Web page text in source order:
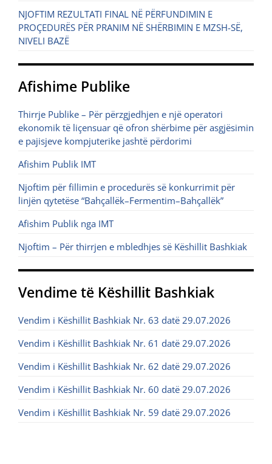
NJOFTIM REZULTATI FINAL NË PËRFUNDIMIN E
PROÇEDURËS PËR PRANIM NË SHËRBIMIN E MZSH-SË,
NIVELI BAZË
Afishime Publike
Thirrje Publike – Për përzgjedhjen e një operatori
ekonomik të liçensuar që ofron shërbime për asgjësimin
e pajisjeve kompjuterike jashtë përdorimi
Afishim Publik IMT
Njoftim për fillimin e procedurës së konkurrimit për
linjën qytetëse “Bahçallëk–Fermentim–Bahçallëk”
Afishim Publik nga IMT
Njoftim – Për thirrjen e mbledhjes së Këshillit Bashkiak
Vendime të Këshillit Bashkiak
Vendim i Këshillit Bashkiak Nr. 63 datë 29.07.2026
Vendim i Këshillit Bashkiak Nr. 61 datë 29.07.2026
Vendim i Këshillit Bashkiak Nr. 62 datë 29.07.2026
Vendim i Këshillit Bashkiak Nr. 60 datë 29.07.2026
Vendim i Këshillit Bashkiak Nr. 59 datë 29.07.2026